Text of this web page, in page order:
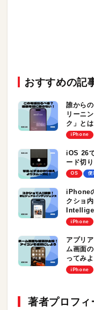
おすすめの記
誰から
リーニ
ク」と
い」と
iPhone
iOS 26
ード切
OS 便
iPhone
クショ
べてを検
iPhone
アプリ
ム画面
ってみよ
iPhone
著者プロフィ